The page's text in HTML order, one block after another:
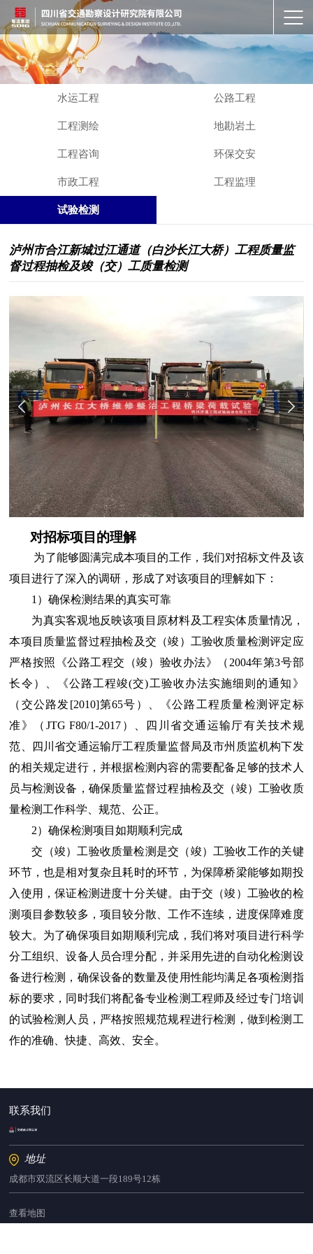
水运工程 公路工程
工程测绘 地勘岩土
工程咨询 环保交安
市政工程 工程监理
试验检测
泸州市合江新城过江通道（白沙长江大桥）工程质量监
督过程抽检及竣（交）工质量检测
对招标项目的理解
为了能够圆满完成本项目的工作，我们对招标文件及该
项目进行了深入的调研，形成了对该项目的理解如下：
1）确保检测结果的真实可靠
为真实客观地反映该项目原材料及工程实体质量情况，
本项目质量监督过程抽检及交（竣）工验收质量检测评定应
严格按照《公路工程交（竣）验收办法》（2004年第3号部
长令）、《公路工程竣(交)工验收办法实施细则的通知》
（交公路发[2010]第65号）、《公路工程质量检测评定标
准》（JTG F80/1-2017）、四川省交通运输厅有关技术规
范、四川省交通运输厅工程质量监督局及市州质监机构下发
的相关规定进行，并根据检测内容的需要配备足够的技术人
员与检测设备，确保质量监督过程抽检及交（竣）工验收质
量检测工作科学、规范、公正。
2）确保检测项目如期顺利完成
交（竣）工验收质量检测是交（竣）工验收工作的关键
环节，也是相对复杂且耗时的环节，为保障桥梁能够如期投
入使用，保证检测进度十分关键。由于交（竣）工验收的检
测项目参数较多，项目较分散、工作不连续，进度保障难度
较大。为了确保项目如期顺利完成，我们将对项目进行科学
分工组织、设备人员合理分配，并采用先进的自动化检测设
备进行检测，确保设备的数量及使用性能均满足各项检测指
标的要求，同时我们将配备专业检测工程师及经过专门培训
的试验检测人员，严格按照规范规程进行检测，做到检测工
作的准确、快捷、高效、安全。
联系我们
地址
成都市双流区长顺大道一段189号12栋
查看地图